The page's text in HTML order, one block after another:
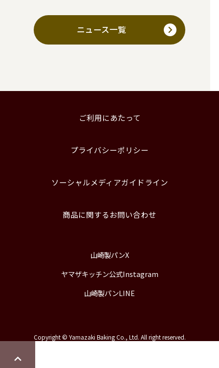
ニュース一覧
ご利用にあたって
プライバシーポリシー
ソーシャルメディアガイドライン
商品に関するお問い合わせ
山崎製パンX
ヤマザキッチン公式Instagram
山崎製パンLINE
Copyright © Yamazaki Baking Co., Ltd. All right reserved.